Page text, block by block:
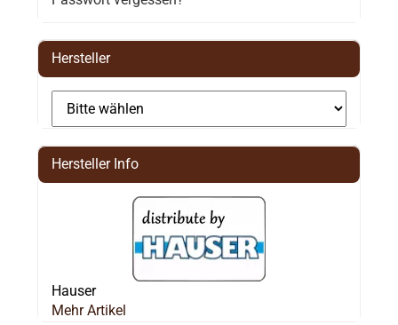
Hersteller
Hersteller Info
Hauser
Mehr Artikel